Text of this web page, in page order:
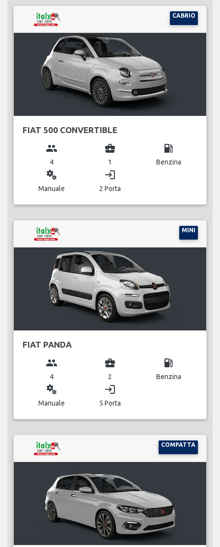
CABRIO
FIAT 500 CONVERTIBLE
group
4
business_center
1
local_gas_station
Benzina
miscellaneous_services
Manuale
login
2 Porta
MINI
FIAT PANDA
group
4
business_center
2
local_gas_station
Benzina
miscellaneous_services
Manuale
login
5 Porta
COMPATTA